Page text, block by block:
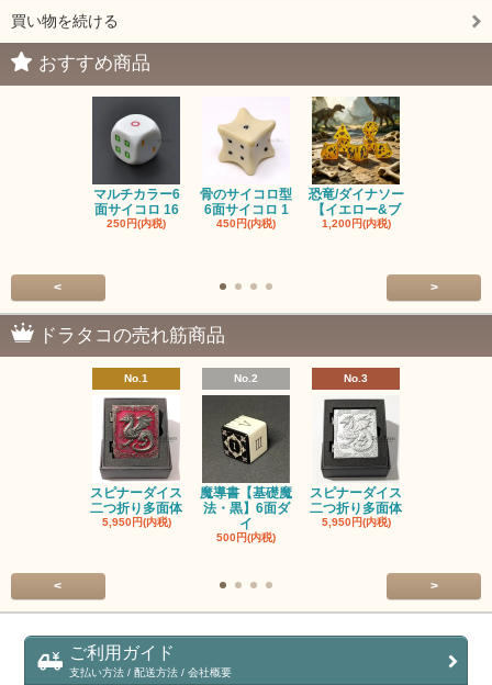
買い物を続ける
おすすめ商品
マルチカラー6
面サイコロ 16
250円(内税)
骨のサイコロ型
6面サイコロ 1
450円(内税)
恐竜/ダイナソー
【イエロー&ブ
1,200円(内税)
< >
ドラタコの売れ筋商品
No.1
スピナーダイス
二つ折り多面体
5,950円(内税)
No.2
魔導書【基礎魔
法・黒】6面ダ
イ
500円(内税)
No.3
スピナーダイス
二つ折り多面体
5,950円(内税)
< >
ご利用ガイド
支払い方法 / 配送方法 / 会社概要